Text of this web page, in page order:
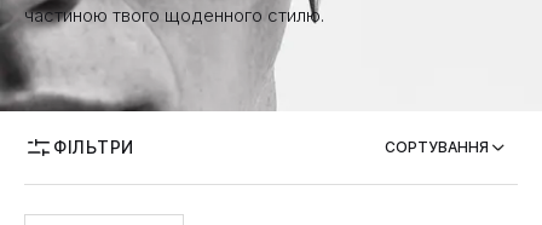
частиною твого щоденного стилю.
ФІЛЬТРИ
ТЕМАТИКА
СОРТУВАННЯ